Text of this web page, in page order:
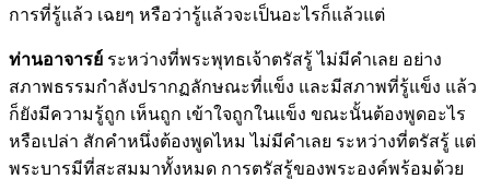
การที่รู้แล้ว เฉยๆ หรือว่ารู้แล้วจะเป็นอะไรก็แล้วแต่
ท่านอาจารย์ ระหว่างที่พระพุทธเจ้าตรัสรู้ ไม่มีคำเลย อย่าง
สภาพธรรมกำลังปรากฏลักษณะที่แข็ง และมีสภาพที่รู้แข็ง แล้ว
ก็ยังมีความรู้ถูก เห็นถูก เข้าใจถูกในแข็ง ขณะนั้นต้องพูดอะไร
หรือเปล่า สักคำหนึ่งต้องพูดไหม ไม่มีคำเลย ระหว่างที่ตรัสรู้ แต่
พระบารมีที่สะสมมาทั้งหมด การตรัสรู้ของพระองค์พร้อมด้วย